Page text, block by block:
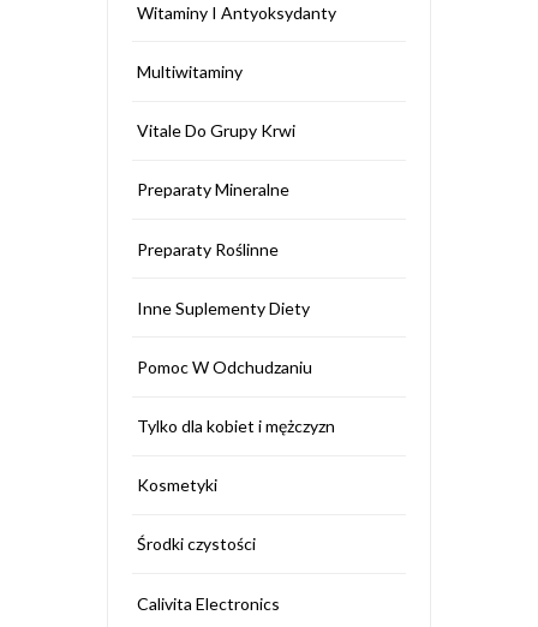
Witaminy I Antyoksydanty
Multiwitaminy
Vitale Do Grupy Krwi
Preparaty Mineralne
Preparaty Roślinne
Inne Suplementy Diety
Pomoc W Odchudzaniu
Tylko dla kobiet i mężczyzn
Kosmetyki
Środki czystości
Calivita Electronics